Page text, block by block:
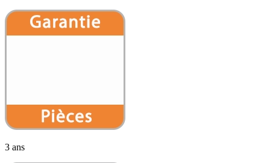
3 ans